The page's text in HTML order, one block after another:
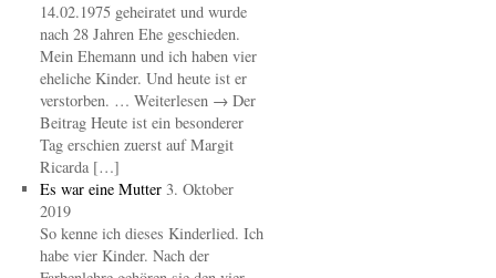
14.02.1975 geheiratet und wurde
nach 28 Jahren Ehe geschieden.
Mein Ehemann und ich haben vier
eheliche Kinder. Und heute ist er
verstorben. … Weiterlesen → Der
Beitrag Heute ist ein besonderer
Tag erschien zuerst auf Margit
Ricarda […]
Es war eine Mutter 3. Oktober
2019
So kenne ich dieses Kinderlied. Ich
habe vier Kinder. Nach der